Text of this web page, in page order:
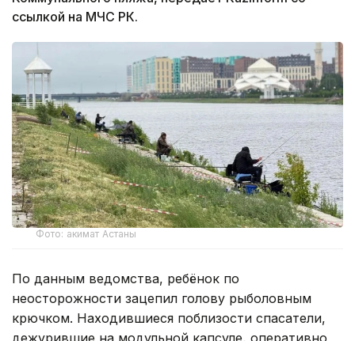
ссылкой на МЧС РК.
Фото: акимат Астаны
По данным ведомства, ребёнок по
неосторожности зацепил голову рыболовным
крючком. Находившиеся поблизости спасатели,
дежурившие на модульной капсуле, оперативно